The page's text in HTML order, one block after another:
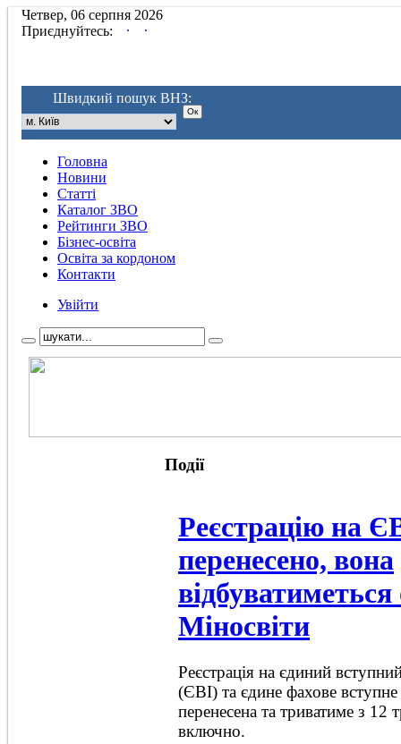
Четвер, 06 серпня 2026
Приєднуйтесь:
. .
Швидкий пошук ВНЗ:
Головна
Новини
Статті
Каталог ЗВО
Рейтинги ЗВО
Бізнес-освіта
Освіта за кордоном
Контакти
Увійти
Події
Реєстрацію на
перенесено, вона
Міносвіти
Реєстрація на єдиний
(ЄВІ) та єдине фахове
перенесена та триватиме з 12
включно.